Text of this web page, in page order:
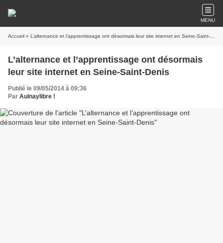
MENU
Accueil » L’alternance et l’apprentissage ont désormais leur site internet en Seine-Saint-Denis
L’alternance et l’apprentissage ont désormais
leur site internet en Seine-Saint-Denis
Publié le 09/05/2014 à 09:36
Par Aulnaylibre !